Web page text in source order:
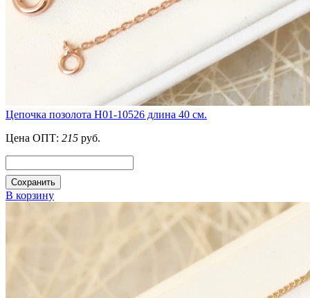
Цепочка позолота Н01-10526 длина 40 см.
Цена ОПТ: 215 руб.
Сохранить
В корзину